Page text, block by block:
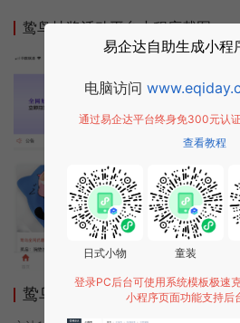
鸷鸟抽奖活动平台小程序截图
鸷鸟抽奖活动平台小程序使用
易企达自助生成小程
电脑访问
通过易企达平台终身免300元认
查看教程
日式小物 童装
登录PC后台可使用系统模板极速
小程序页面功能支持后